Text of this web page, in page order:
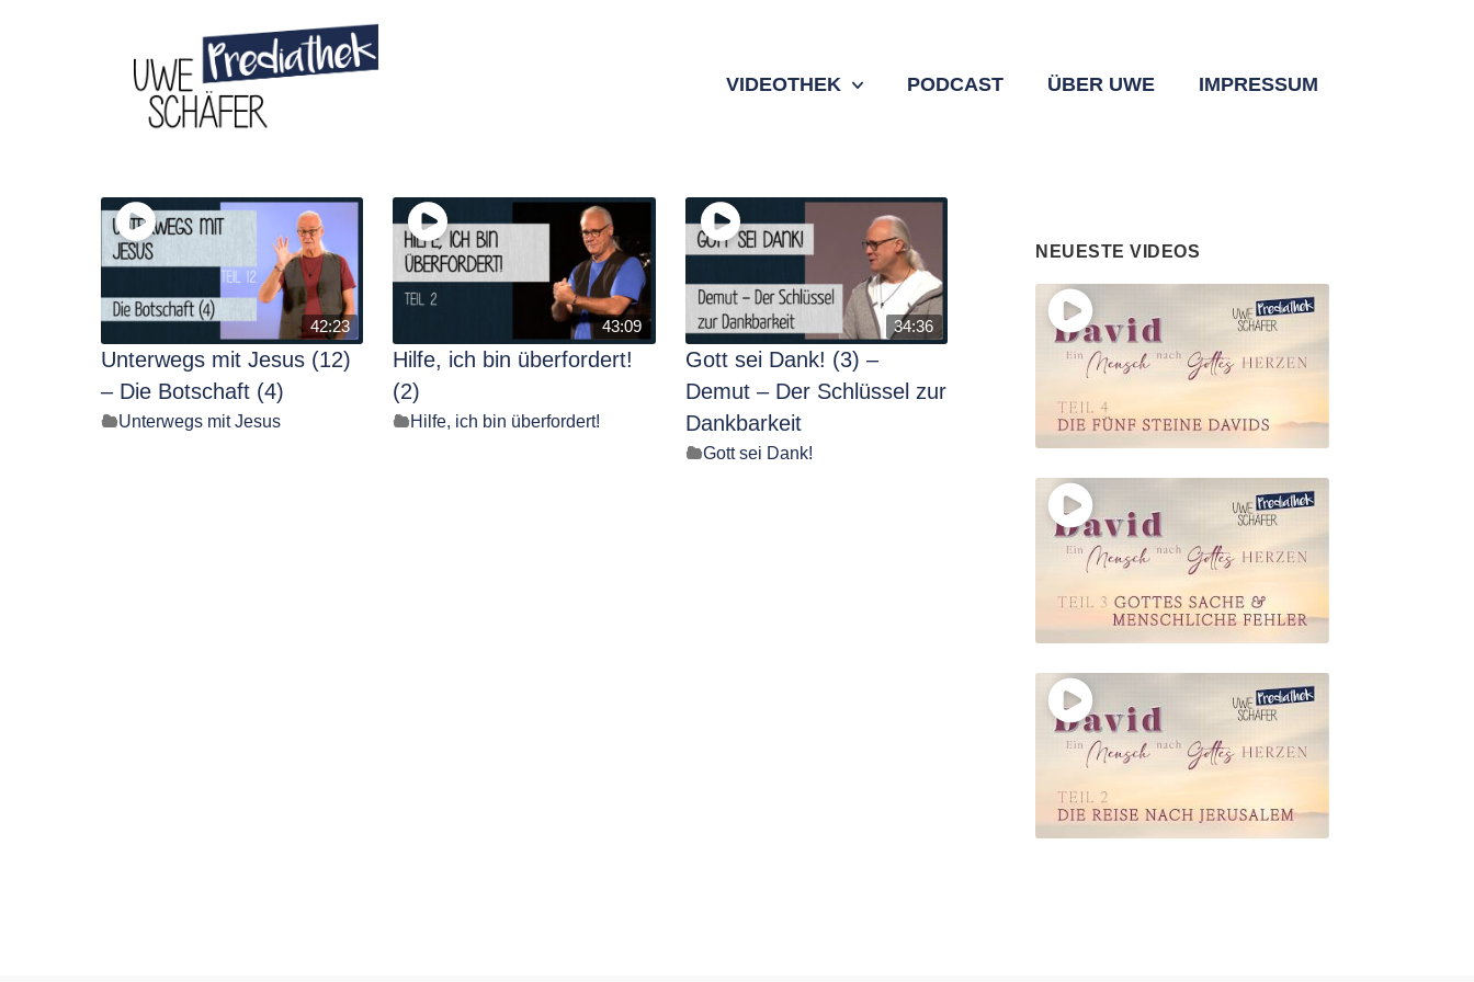
VIDEOTHEK PODCAST ÜBER UWE IMPRESSUM
42:23
Unterwegs mit Jesus (12)
– Die Botschaft (4)
Unterwegs mit Jesus
43:09
Hilfe, ich bin überfordert!
(2)
Hilfe, ich bin überfordert!
34:36
Gott sei Dank! (3) –
Demut – Der Schlüssel zur
Dankbarkeit
Gott sei Dank!
NEUESTE VIDEOS